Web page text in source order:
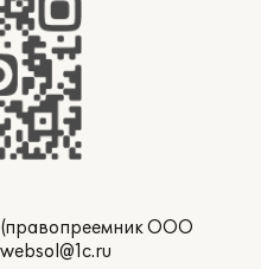
(правопреемник ООО
websol@1c.ru